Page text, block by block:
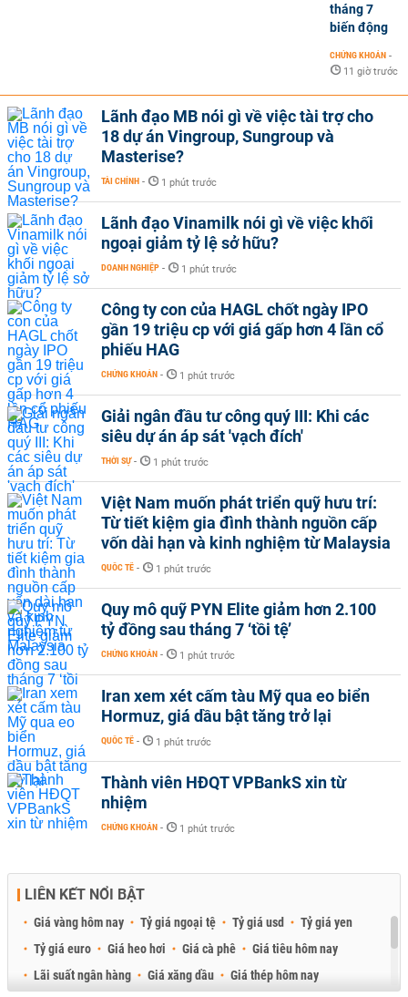
tháng 7
biến động
CHỨNG KHOÁN -
11 giờ trước
Lãnh đạo MB nói gì về việc tài trợ cho
18 dự án Vingroup, Sungroup và
Masterise?
TÀI CHÍNH - 1 phút trước
Lãnh đạo Vinamilk nói gì về việc khối
ngoại giảm tỷ lệ sở hữu?
DOANH NGHIỆP - 1 phút trước
Công ty con của HAGL chốt ngày IPO
gần 19 triệu cp với giá gấp hơn 4 lần cổ
phiếu HAG
CHỨNG KHOÁN - 1 phút trước
Giải ngân đầu tư công quý III: Khi các
siêu dự án áp sát 'vạch đích'
THỜI SỰ - 1 phút trước
Việt Nam muốn phát triển quỹ hưu trí:
Từ tiết kiệm gia đình thành nguồn cấp
vốn dài hạn và kinh nghiệm từ Malaysia
QUỐC TẾ - 1 phút trước
Quy mô quỹ PYN Elite giảm hơn 2.100
tỷ đồng sau tháng 7 ‘tồi tệ’
CHỨNG KHOÁN - 1 phút trước
Iran xem xét cấm tàu Mỹ qua eo biển
Hormuz, giá dầu bật tăng trở lại
QUỐC TẾ - 1 phút trước
Thành viên HĐQT VPBankS xin từ
nhiệm
CHỨNG KHOÁN - 1 phút trước
LIÊN KẾT NỔI BẬT
Giá vàng hôm nay Tỷ giá ngoại tệ Tỷ giá usd
Tỷ giá yen
Tỷ giá euro
Giá heo hơi Giá cà phê
Giá tiêu hôm nay
Lãi suất ngân hàng
Giá xăng dầu
Giá thép hôm nay